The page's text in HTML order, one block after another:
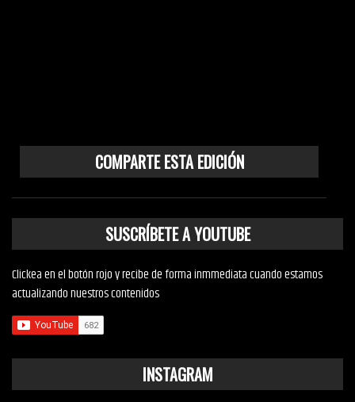
COMPARTE ESTA EDICIÓN
SUSCRÍBETE A YOUTUBE
Clickea en el botón rojo y recibe de forma inmmediata cuando estamos
actualizando nuestros contenidos
INSTAGRAM